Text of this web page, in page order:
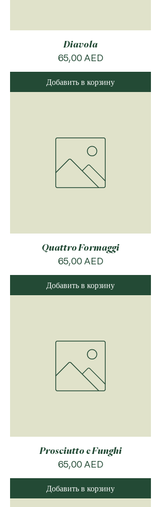
Diavola
Цена
65,00 AED
Добавить в корзину
Quattro Formaggi
Цена
65,00 AED
Добавить в корзину
Prosciutto e Funghi
Цена
65,00 AED
Добавить в корзину